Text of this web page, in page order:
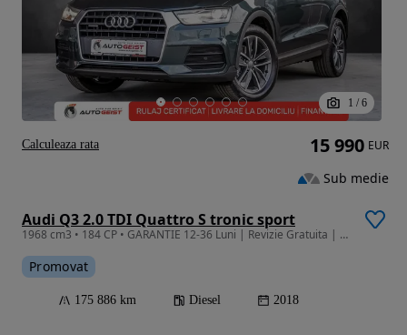
1 / 6
Audi Q3 2.0 TDI Quattro S tronic sport
1968 cm3 • 184 CP • GARANTIE 12-36 Luni | Revizie Gratuita | Finantare | Rulaj Certificat
Promovat
175 886 km Diesel 2018
15 990 EUR
Sub medie
Calculeaza rata